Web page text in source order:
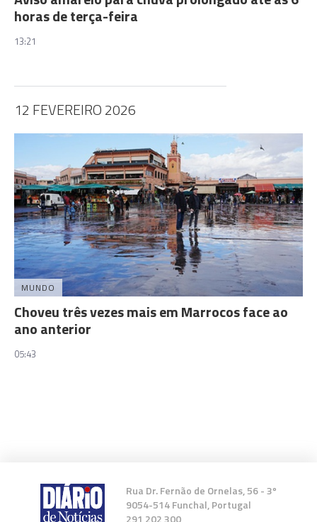
horas de terça-feira
13:21
12 FEVEREIRO 2026
MUNDO
Choveu três vezes mais em Marrocos face ao
ano anterior
05:43
Rua Dr. Fernão de Ornelas, 56 - 3º
9054-514 Funchal, Portugal
291 202 300